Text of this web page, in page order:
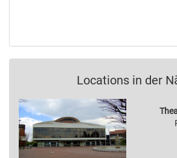
Locations in der